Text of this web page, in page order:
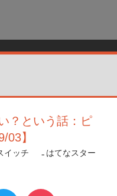
？という話：ピ
】
イッチ
はてなスター